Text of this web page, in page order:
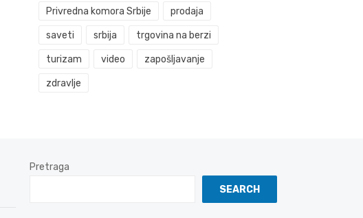
Privredna komora Srbije prodaja
saveti srbija trgovina na berzi
turizam video zapošljavanje
zdravlje
Pretraga
SEARCH